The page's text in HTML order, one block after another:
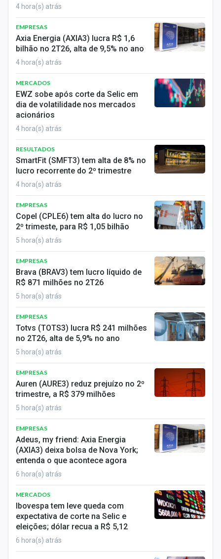
Colunas
Especiais
Internacional
Marketing
Tecnologia
Conteúdo de Marca
Expediente
Contato
4 hora(s) atrás
EMPRESAS
Axia Energia (AXIA3) lucra R$ 1,6
bilhão no 2T26, alta de 9,5% no ano
4 hora(s) atrás
MERCADOS
EWZ sobe após corte da Selic em
dia de volatilidade nos mercados
acionários
4 hora(s) atrás
RESULTADOS
SmartFit (SMFT3) tem alta de 8% no
lucro recorrente do 2º trimestre
4 hora(s) atrás
EMPRESAS
Copel (CPLE6) tem alta do lucro no
2º trimeste, para R$ 1,05 bilhão
5 hora(s) atrás
EMPRESAS
Brava (BRAV3) tem lucro líquido de
R$ 871 milhões no 2T26
5 hora(s) atrás
EMPRESAS
Totvs (TOTS3) lucra R$ 241 milhões
no 2T26, alta de 5,9% no ano
5 hora(s) atrás
EMPRESAS
Auren (AURE3) reduz prejuízo no 2º
trimestre, a R$ 379 milhões
5 hora(s) atrás
EMPRESAS
Adeus, my friend: Axia Energia
(AXIA3) deixa bolsa de Nova York;
entenda o que acontece agora
6 hora(s) atrás
MERCADOS
Ibovespa tem leve queda com
expectativa de corte na Selic e
eleições; dólar recua a R$ 5,12
6 hora(s) atrás